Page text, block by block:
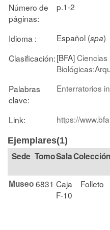
Número de
páginas:
p.1-2
Idioma : Español (spa)
Clasificación:[BFA]Ciencias
Palabras
clave:
Enterratorios
Link: https://
Ejemplares(1)
TomoSalaColección
Museo6831 Caja
F-10
Folleto